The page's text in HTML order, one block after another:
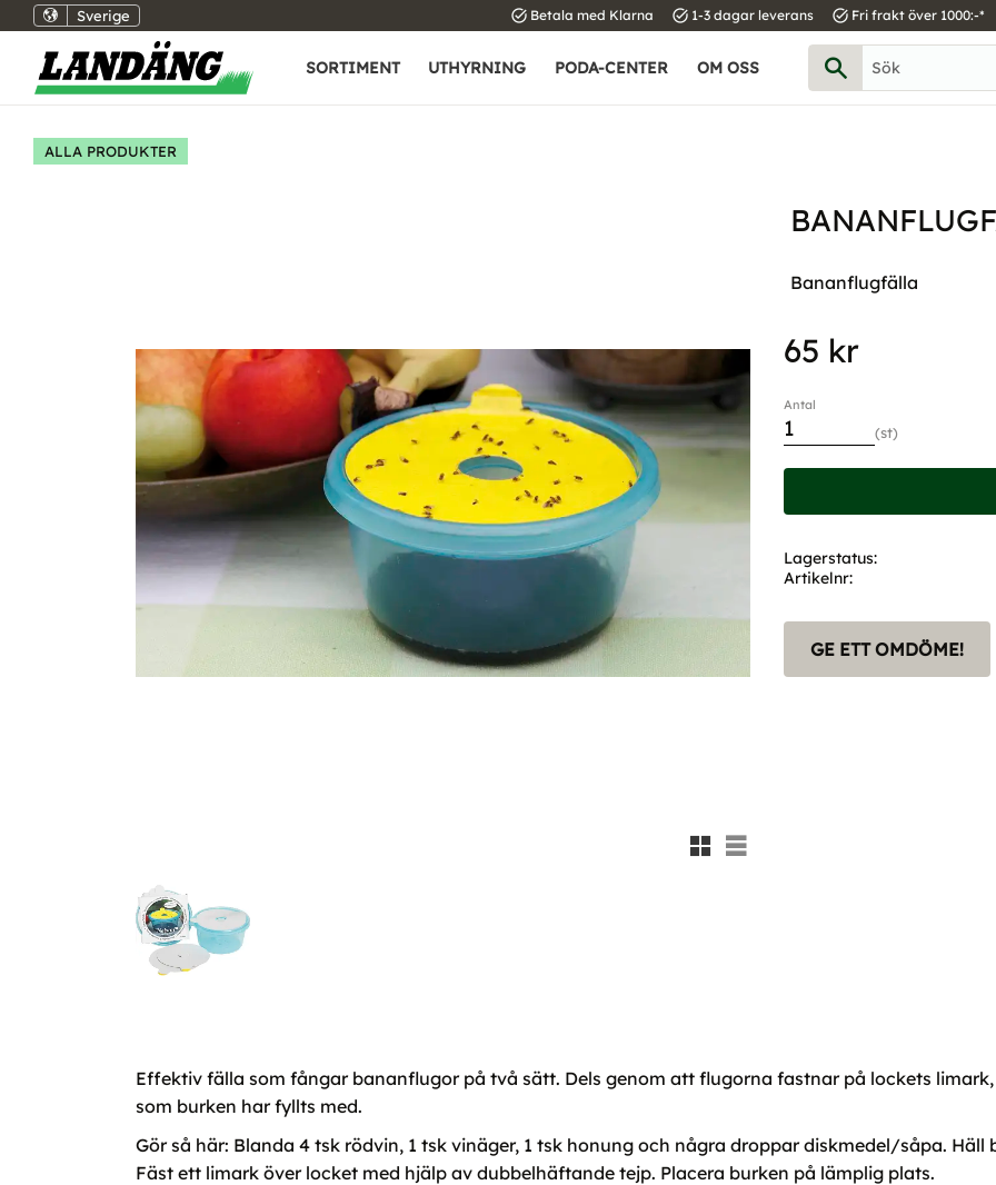
Sverige task_alt Betala med Klarna task_alt 1-3 dagar leverans task_alt Fri frakt över 1000:-*
SORTIMENT UTHYRNING PODA-CENTER OM OSS
ALLA PRODUKTER
Bananflugfälla
Rutnätsvy
Listvy
65 kr
Antal
st
Lagerstatus
Artikelnr
GE ETT OMDÖME!
Effektiv fälla som fångar bananflugor på två sätt. Dels genom att flugorna fastnar på lockets
som burken har fyllts med.
Gör så här: Blanda 4 tsk rödvin, 1 tsk vinäger, 1 tsk honung och några droppar diskmedel/såpa.
Fäst ett limark över locket med hjälp av dubbelhäftande tejp. Placera burken på lämplig plats.